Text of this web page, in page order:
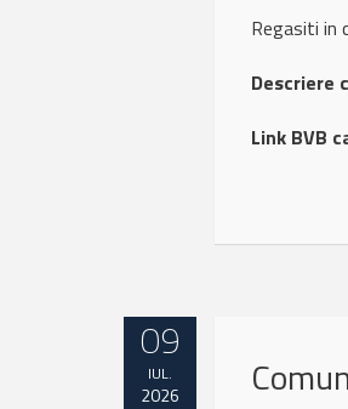
Regasiti in
Descriere
Link BVB
09
IUL.
2026